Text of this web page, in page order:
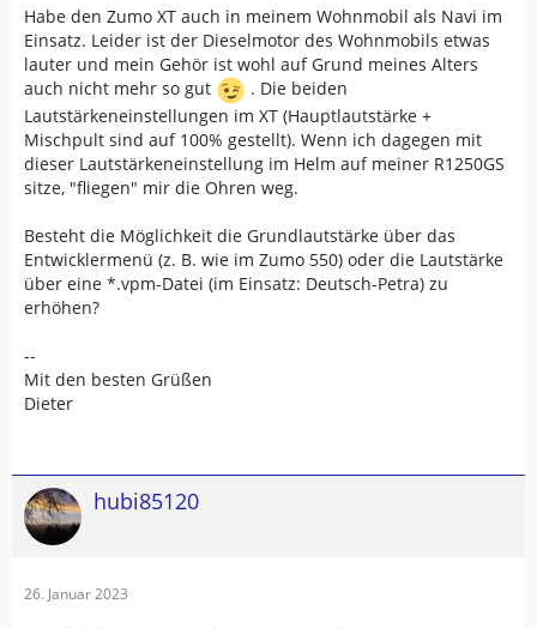
Habe den Zumo XT auch in meinem Wohnmobil als Navi im
Einsatz. Leider ist der Dieselmotor des Wohnmobils etwas
lauter und mein Gehör ist wohl auf Grund meines Alters
auch nicht mehr so gut
. Die beiden
Lautstärkeneinstellungen im XT (Hauptlautstärke +
Mischpult sind auf 100% gestellt). Wenn ich dagegen mit
dieser Lautstärkeneinstellung im Helm auf meiner R1250GS
sitze, "fliegen" mir die Ohren weg.
Besteht die Möglichkeit die Grundlautstärke über das
Entwicklermenü (z. B. wie im Zumo 550) oder die Lautstärke
über eine *.vpm-Datei (im Einsatz: Deutsch-Petra) zu
erhöhen?
--
Mit den besten Grüßen
Dieter
hubi85120
26. Januar 2023